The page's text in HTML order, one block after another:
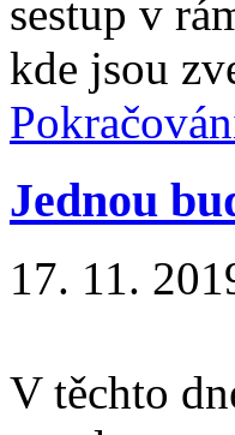
sestup v
kde jsou
Jednou
17. 11.
V těchto